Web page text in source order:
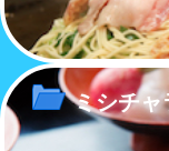
ミシチ